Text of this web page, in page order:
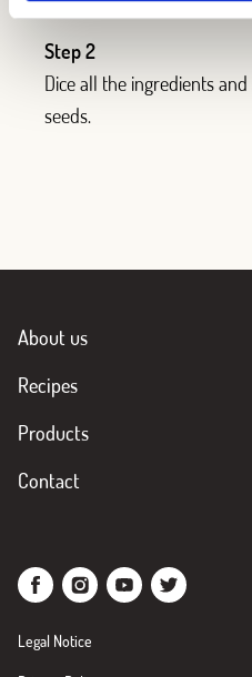
Step 2
Dice all the ingredients
seeds.
About us
Recipes
Products
Contact
Legal Notice